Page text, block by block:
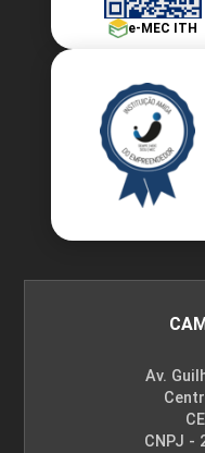
e-MEC ITH
Av.
CNPJ -